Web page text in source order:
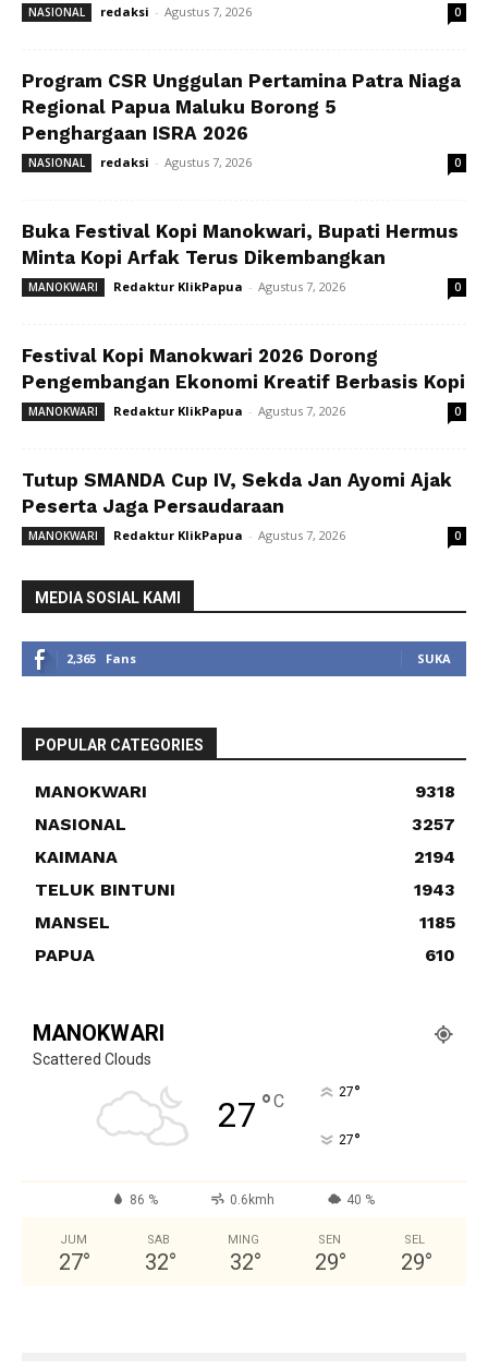
NASIONAL redaksi - Agustus 7, 2026 0
Program CSR Unggulan Pertamina Patra Niaga
Regional Papua Maluku Borong 5
Penghargaan ISRA 2026
NASIONAL redaksi - Agustus 7, 2026 0
Buka Festival Kopi Manokwari, Bupati Hermus
Minta Kopi Arfak Terus Dikembangkan
MANOKWARI Redaktur KlikPapua - Agustus 7, 2026 0
Festival Kopi Manokwari 2026 Dorong
Pengembangan Ekonomi Kreatif Berbasis Kopi
MANOKWARI Redaktur KlikPapua - Agustus 7, 2026 0
Tutup SMANDA Cup IV, Sekda Jan Ayomi Ajak
Peserta Jaga Persaudaraan
MANOKWARI Redaktur KlikPapua - Agustus 7, 2026 0
MEDIA SOSIAL KAMI
2,365 Fans SUKA
POPULAR CATEGORIES
MANOKWARI
9318
NASIONAL
3257
KAIMANA
2194
TELUK BINTUNI
1943
MANSEL
1185
PAPUA
610
MANOKWARI
Scattered Clouds
27 °C 27°
27°
86 % 0.6kmh 40 %
JUM
27°
SAB
32°
MING
32°
SEN
29°
SEL
29°